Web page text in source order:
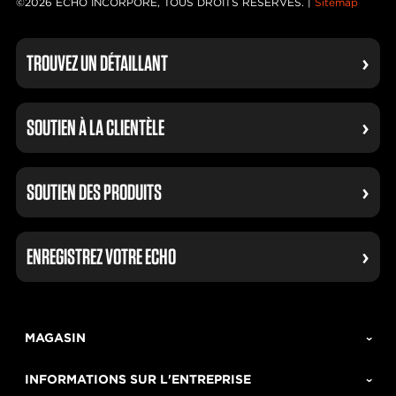
TROUVEZ UN DÉTAILLANT
SOUTIEN À LA CLIENTÈLE
SOUTIEN DES PRODUITS
ENREGISTREZ VOTRE ECHO
MAGASIN
INFORMATIONS SUR L'ENTREPRISE